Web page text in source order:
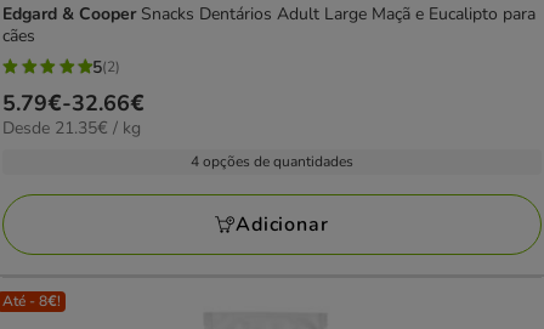
Edgard & Cooper Snacks Dentários Adult Large Maçã e Eucalipto para
cães
5
estrelas
com
avaliações
5(2)
Preço
de
32.66€
5.79€-32.66€
21.35€
Desde 21.35€ / kg
4 opções de quantidades
Adicionar
Até - 8€!